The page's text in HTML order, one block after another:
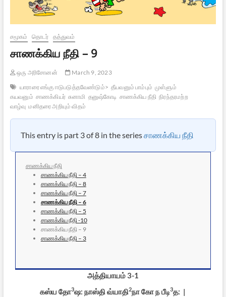
சமூகம் தொடர் தத்துவம்
சாணக்கிய நீதி – 9
ஒரு அரிசோனன்
March 9, 2023
யாராரை எங்கு ஈடுபடுத்தவேண்டும்> தீயவனும் பாம்பும் முள்ளும்
கயவனும் சாணக்கியர் சுனாமி தனுஷ்கோடி சாணக்கிய நீதி நிரந்தரமற்ற
வாழ்வு மனிதரை அறியும் விதம்
This entry is part 3 of 8 in the seriesசாணக்கிய நீதி
சாணக்கிய நீதி
சாணக்கிய நீதி – 4
சாணக்கிய நீதி – 8
சாணக்கிய நீதி – 7
சாணக்கிய நீதி – 6
சாணக்கிய நீதி – 5
சாணக்கிய நீதி -10
சாணக்கிய நீதி – 9
சாணக்கிய நீதி – 3
அத்தியாயம் 3-1
கஸ்ய தோ3ஷ: நாஸ்தி வ்யாதி2நா கோ ந பீடி3த: |